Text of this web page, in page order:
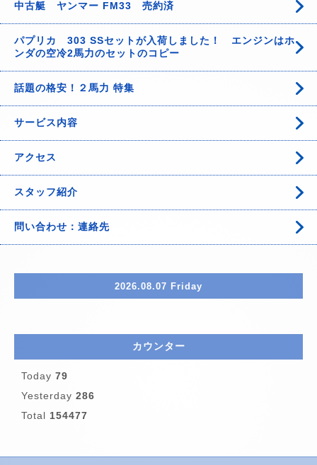
中古艇 ヤンマー FM33 売約済
パプリカ 303 SSセットが入荷しました！ エンジンはホ
ンダの空冷2馬力のセットのコピー
話題の格安！２馬力 特集
サービス内容
アクセス
スタッフ紹介
問い合わせ：連絡先
2026.08.07 Friday
カウンター
Today 79
Yesterday 286
Total 154477